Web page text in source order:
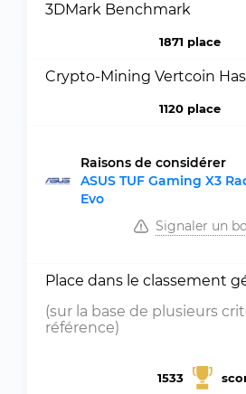
3DMark Benchmark
1871 place
Crypto-Mining Vertcoin
1120 place
Raisons de considérer
ASUS TUF Gaming X3
Evo
Signaler un
Place dans le classement
(sur la base de plusieurs
référence)
1533